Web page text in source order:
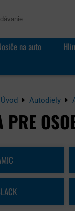
na auto
Úvod Autodiely
PRE